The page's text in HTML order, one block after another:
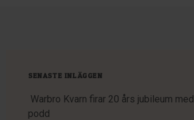
SENASTE INLÄGGEN
Warbro Kvarn firar 20 års jubileum med
podd